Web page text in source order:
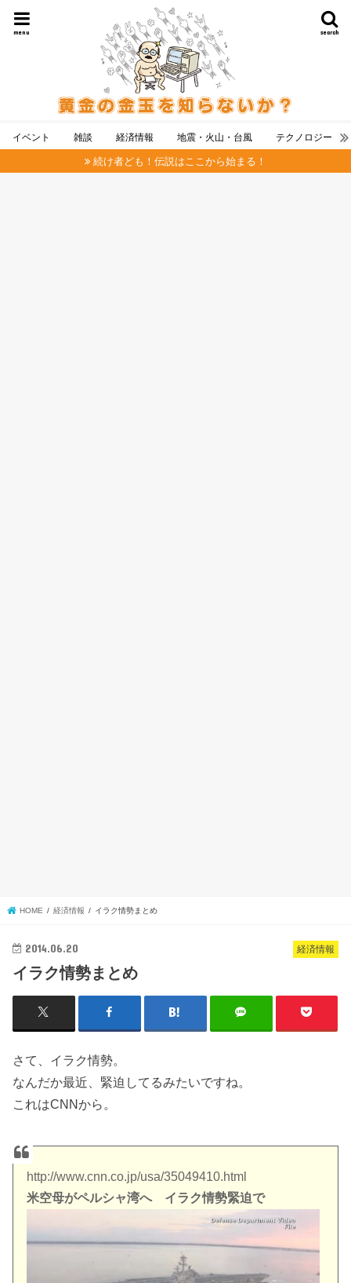
search
menu
イベント 雑談 経済情報 地震・火山・台風 テクノロジー
続け者ども！伝説はここから始まる！
HOME 経済情報 イラク情勢まとめ
経済情報
2014.06.20
イラク情勢まとめ
さて、イラク情勢。
なんだか最近、緊迫してるみたいですね。
これはCNNから。
http://www.cnn.co.jp/usa/35049410.html
米空母がペルシャ湾へ イラク情勢緊迫で